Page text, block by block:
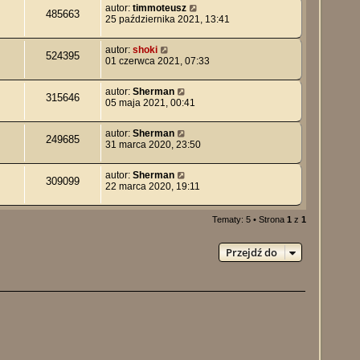
485663 autor: timmoteusz
25 października 2021, 13:41
524395 autor: shoki
01 czerwca 2021, 07:33
315646 autor: Sherman
05 maja 2021, 00:41
249685 autor: Sherman
31 marca 2020, 23:50
309099 autor: Sherman
22 marca 2020, 19:11
Tematy: 5 • Strona 1 z 1
Przejdź do